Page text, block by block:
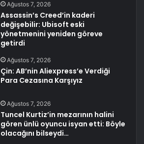
Ağustos 7, 2026
Assassin’s Creed’in kaderi
değişebilir: Ubisoft eski
yönetmenini yeniden göreve
getirdi
Ağustos 7, 2026
Çin: AB’nin Aliexpress’e Verdiği
Para Cezasına Karşıyız
Ağustos 7, 2026
Tuncel Kurtiz’in mezarının halini
gören ünlü oyuncu isyan etti: Böyle
olacağını bilseydi…